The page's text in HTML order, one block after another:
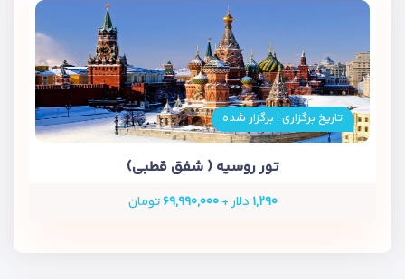
تاریخ برگزاری : برگزار شده
تور روسیه ( شفق قطبی)
۱,۲۹۰ دلار +۶۹,۹۹۰,۰۰۰تومان